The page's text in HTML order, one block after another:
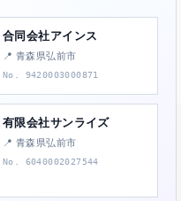
合同会社アインス
📍 青森県弘前市
No. 9420003000871
有限会社サンライズ
📍 青森県弘前市
No. 6040002027544